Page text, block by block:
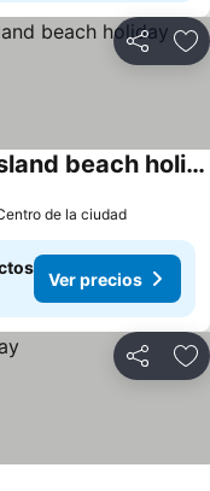
Compartir
Athiri Residence Goidhoo - Island beach holiday
de la ciudad
Ver precios
Compartir